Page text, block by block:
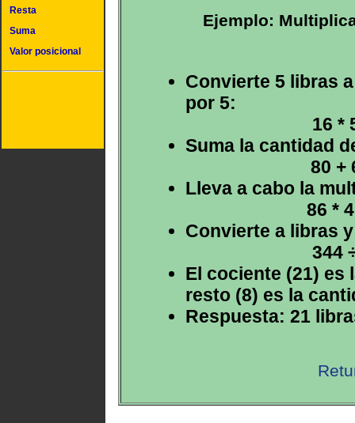
Resta
Suma
Valor posicional
Ejemplo:
Convierte 5 libras
por 5:
16 *
Suma la cantidad
80 +
Lleva a cabo la
86 *
Convierte a libras
344
El cociente (21) es
resto (8) es la
Respuesta: 21